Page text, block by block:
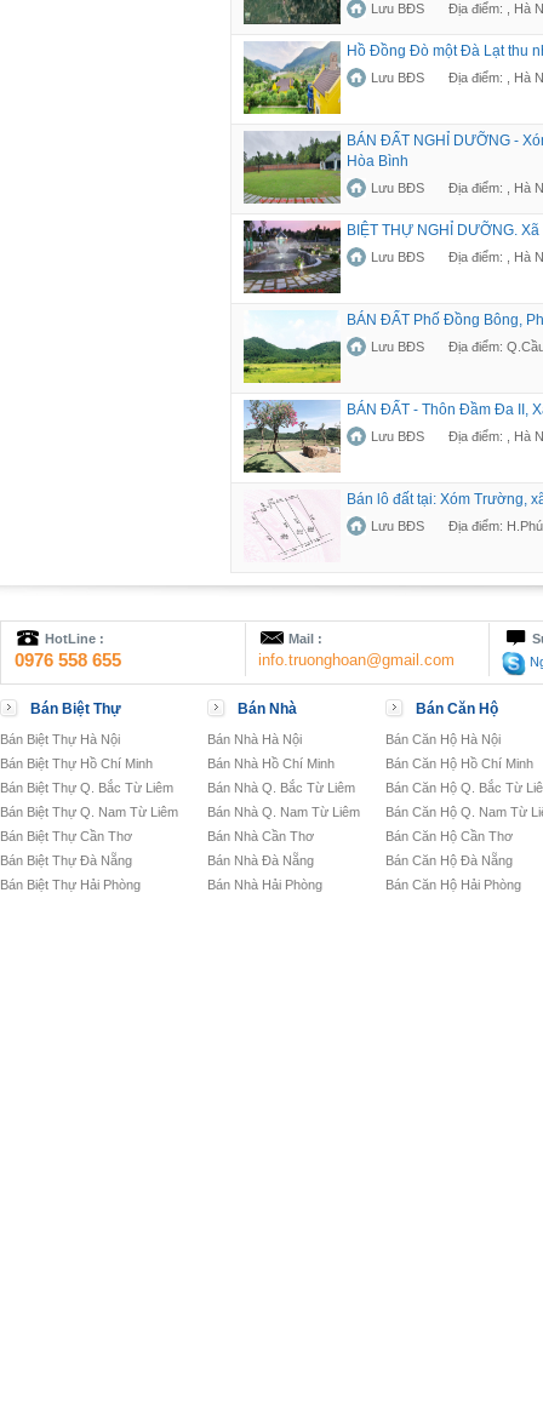
Lưu BĐS Địa điểm: , Hà
Hồ Đồng Đò một Đà Lạt thu
Lưu BĐS Địa điểm: , Hà
BÁN ĐẤT NGHỈ DƯỠNG -
Hòa Bình
Lưu BĐS Địa điểm: , Hà
BIỆT THỰ NGHỈ DƯỠNG.
Lưu BĐS Địa điểm: , Hà
BÁN ĐẤT Phố Đồng Bông,
Lưu BĐS Địa điểm:
BÁN ĐẤT - Thôn Đầm Đa II,
Lưu BĐS Địa điểm: , Hà
Bán lô đất tại: Xóm Trường,
Lưu BĐS Địa điểm:
HotLine :
0976 558 655
Mail :
info.truonghoan@gmail.com
Bán Biệt Thự
Bán Biệt Thự Hà Nội
Bán Biệt Thự Hồ Chí Minh
Bán Biệt Thự Q. Bắc Từ Liêm
Bán Biệt Thự Q. Nam Từ Liêm
Bán Biệt Thự Cần Thơ
Bán Biệt Thự Đà Nẵng
Bán Biệt Thự Hải Phòng
Bán Nhà
Bán Nhà Hà Nội
Bán Nhà Hồ Chí Minh
Bán Nhà Q. Bắc Từ Liêm
Bán Nhà Q. Nam Từ Liêm
Bán Nhà Cần Thơ
Bán Nhà Đà Nẵng
Bán Nhà Hải Phòng
Bán Căn Hộ
Bán Căn Hộ Hà Nội
Bán Căn Hộ Hồ Chí Minh
Bán Căn Hộ Q. Bắc Từ
Bán Căn Hộ Q. Nam Từ
Bán Căn Hộ Cần Thơ
Bán Căn Hộ Đà Nẵng
Bán Căn Hộ Hải Phòng